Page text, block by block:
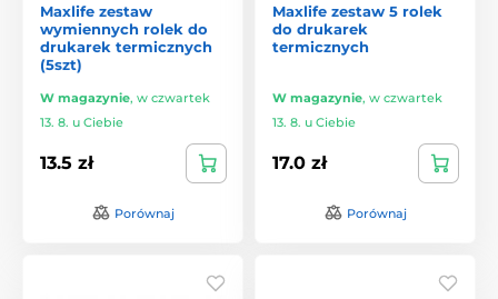
Maxlife zestaw
wymiennych rolek do
drukarek termicznych
(5szt)
W magazynie, w czwartek
13. 8. u Ciebie
13.5 zł
Porównaj
Maxlife zestaw 5 rolek
do drukarek
termicznych
W magazynie, w czwartek
13. 8. u Ciebie
17.0 zł
Porównaj